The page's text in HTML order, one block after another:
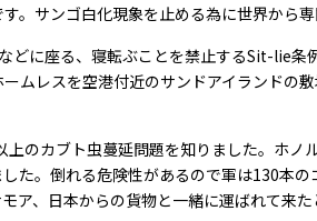
。サンゴ白化現象を止める為に世界から専
どに座る、寝転ぶことを禁止するSit-lie条
ムレスを空港付近のサンドアイランドの
のカブト虫蔓延問題を知りました。ホノ
た。倒れる危険性があるので軍は130本
ア、日本からの貨物と一緒に運ばれて来た